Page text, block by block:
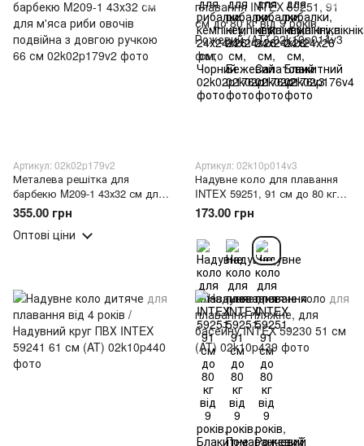
Артикул: 02k02p179v2
Металева решітка для
барбекю M209-1 43х32 см для
м'яса риби овочів подвійна з
довгою ручкою 66 см
355.00 грн
Оптові ціни
Артикул: 02k10p014v3
Надувне коло для плавання
INTEX 59251, 91 см до 80 кг
від 9 років, Рожевий (АТ)
173.00 грн